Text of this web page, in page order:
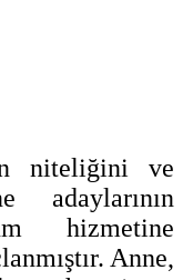
niteliğini ve
adaylarının
hizmetine
Anne,